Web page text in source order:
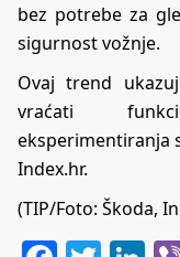
bez potrebe za
sigurnost vožnje.
Ovaj trend
vraćati
eksperimentiranja
Index.hr.
(TIP/Foto: Škoda,